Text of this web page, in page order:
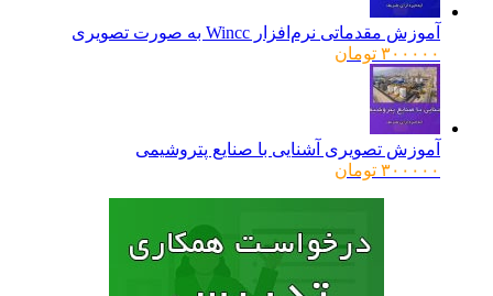
آموزش مقدماتی نرم‌افزار Wincc به صورت تصویری
۳۰۰۰۰۰ تومان
آموزش تصویری آشنایی با صنایع پتروشیمی
۳۰۰۰۰۰ تومان